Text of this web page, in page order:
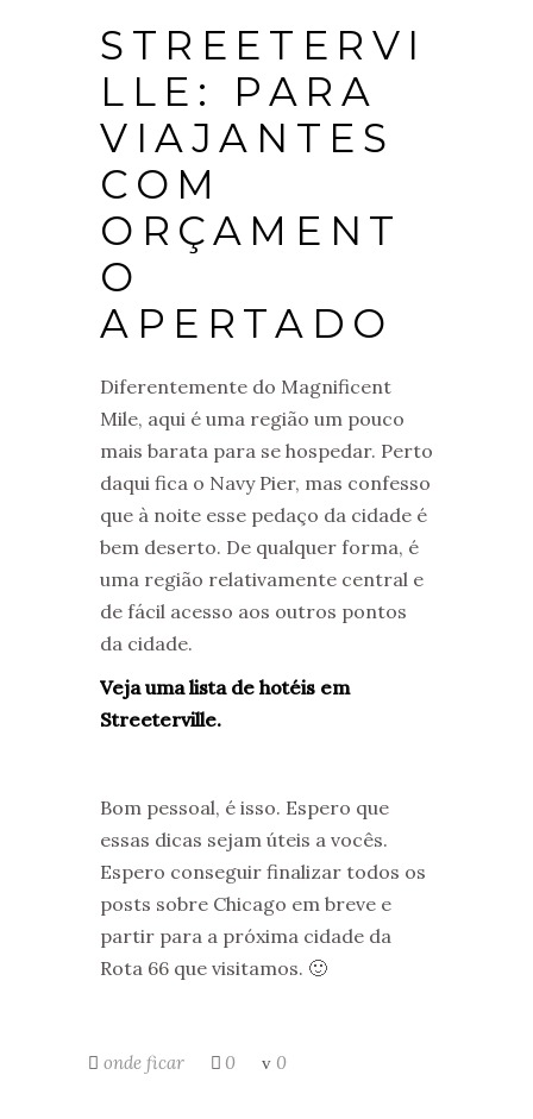
STREETERVI
LLE: PARA
VIAJANTES
COM
ORÇAMENT
O
APERTADO
Diferentemente do Magnificent
Mile, aqui é uma região um pouco
mais barata para se hospedar. Perto
daqui fica o Navy Pier, mas confesso
que à noite esse pedaço da cidade é
bem deserto. De qualquer forma, é
uma região relativamente central e
de fácil acesso aos outros pontos
da cidade.
Veja uma lista de hotéis em
Streeterville.
Bom pessoal, é isso. Espero que
essas dicas sejam úteis a vocês.
Espero conseguir finalizar todos os
posts sobre Chicago em breve e
partir para a próxima cidade da
Rota 66 que visitamos. 🙂
onde ficar 0 0